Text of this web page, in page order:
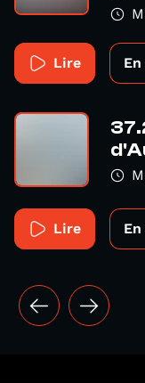
Lire
Lire